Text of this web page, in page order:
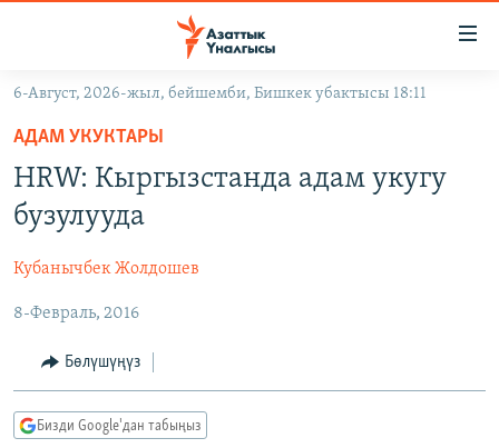
Навигацияга
өтүңүз
Издөөгө
салыңыз
ЭКОНОМИКА
МАДАНИЯТ
ДҮЙНӨ
БОРБОР АЗИЯ
УКРАИНА
АТАЙЫН ИЛИКТӨӨ
ТВ ПРОГРАММАЛАР
БҮГҮН АЗАТТЫКТА
БИЗ ЖАНА ДҮЙНӨ
ПОДКАСТ
ӨЗГӨЧӨ ПИКИР
6-Август, 2026-жыл, бейшемби, Бишкек убактысы 18:11
АДАМ УКУКТАРЫ
HRW: Кыргызстанда адам укугу
бузулууда
Кубанычбек Жолдошев
8-Февраль, 2016
Бөлүшүңүз
Бизди Google'дан табыңыз